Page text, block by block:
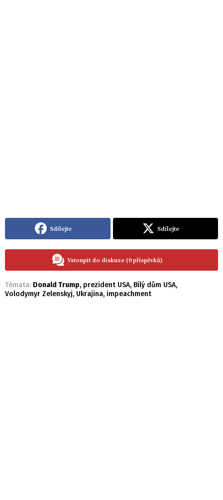
Sdílejte Sdílejte
Vstoupit do diskuze (0 příspěvků)
Témata: Donald Trump, prezident USA, Bílý dům USA,
Volodymyr Zelenskyj, Ukrajina, impeachment